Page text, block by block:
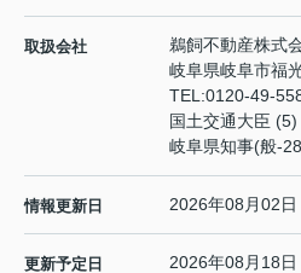
取扱会社
鵜飼不動産株式
岐阜県岐阜市福
TEL:0120-49-
国土交通大臣
岐阜県知事(般-
情報更新日 2026年08月02日
更新予定日 2026年08月18日